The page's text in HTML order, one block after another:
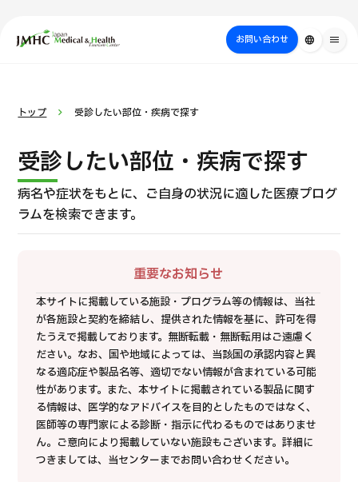
ジャパン・メディカル＆ヘルスツーリズムセンター（JMHC）
お問い合わせ language menu
日本の医療について
部位・疾病
検査・術式・治療
国際セカンドオピニオンパッケージ （湘南鎌倉総合病院）
治療 治療
2026.01.12
トップ 受診したい部位・疾病で探す
受診したい部位・疾病で探す
病名や症状をもとに、 ご自身の状況に適した医療プログ
ラムを検索できます。
重要なお知らせ
本サイトに掲載している施設・プログラム等の情報は、当社
が各施設と契約を締結し、提供された情報を基に、許可を得
たうえで掲載しております。無断転載・無断転用はご遠慮く
ださい。 なお、国や地域によっては、当該国の承認内容と異
なる適応症や製品名等、適切でない情報が含まれている可能
性があります。 また、本サイトに掲載されている製品に関す
る情報は、医学的なアドバイスを目的としたものではなく、
医師等の専門家による診断・指示に代わるものではありませ
ん。 ご意向により掲載していない施設もございます。詳細に
つきましては、当センターまでお問い合わせください。